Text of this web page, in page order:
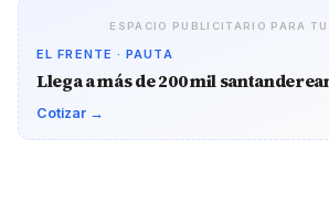
ESPACIO PUBLICITARIO PARA TU
EL FRENTE · PAUTA
Llega a más de 200 mil
Cotizar →